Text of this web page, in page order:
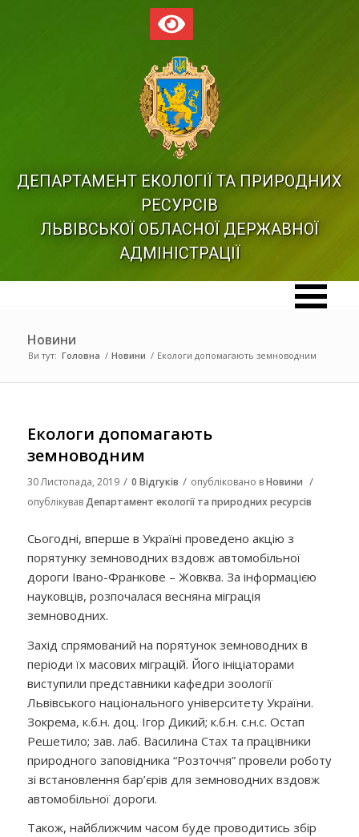
ДЕПАРТАМЕНТ ЕКОЛОГІЇ ТА ПРИРОДНИХ
РЕСУРСІВ
ЛЬВІВСЬКОЇ ОБЛАСНОЇ ДЕРЖАВНОЇ
АДМІНІСТРАЦІЇ
Новини
Ви тут: Головна / Новини / Екологи допомагають земноводним
Екологи допомагають
земноводним
30 Листопада, 2019 / 0 Відгуків / опубліковано вНовини /
опублікувавДепартамент екології та природних ресурсів
Сьогодні, вперше в Україні проведено акцію з
порятунку земноводних вздовж автомобільної
дороги Івано-Франкове – Жовква. За інформацією
науковців, розпочалася весняна міграція
земноводних.
Захід спрямований на порятунок земноводних в
періоди їх масових міграцій. Його ініціаторами
виступили представники кафедри зоології
Львівського національного університету України.
Зокрема, к.б.н. доц. Ігор Дикий; к.б.н. с.н.с. Остап
Решетило; зав. лаб. Василина Стах та працівники
природного заповідника “Розточчя” провели роботу
зі встановлення бар’єрів для земноводних вздовж
автомобільної дороги.
Також, найближчим часом буде проводитись збір